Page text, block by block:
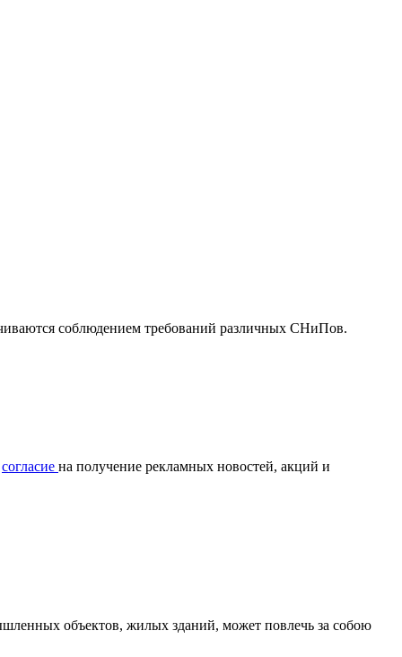
соблюдением требований различных СНиПов.
согласие на получение рекламных новостей, акций и
объектов, жилых зданий, может повлечь за собою